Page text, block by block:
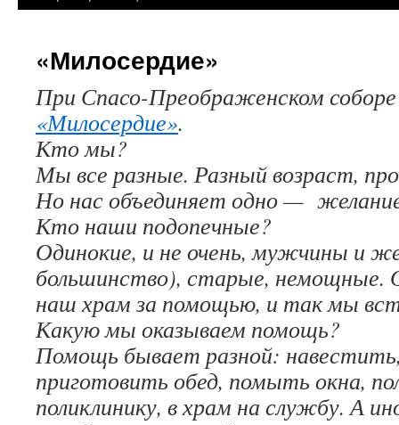
«Милосердие»
При Спасо-Преображенском
«Милосердие».
Кто мы?
Мы все разные. Разный возраст,
Но нас объединяет одно —
Кто наши подопечные?
Одинокие, и не очень, мужчины и
большинство), старые, немощные.
наш храм за помощью, и так мы
Какую мы оказываем помощь?
Помощь бывает разной:
приготовить обед, помыть окна,
поликлинику, в храм на службу. А